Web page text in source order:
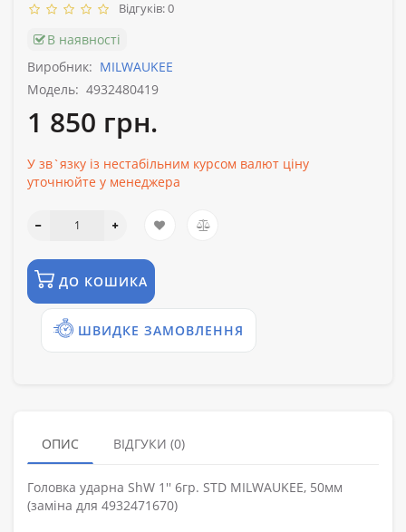
Відгуків: 0
В наявності
Виробник: MILWAUKEE
Модель: 4932480419
1 850 грн.
У зв`язку із нестабільним курсом валют ціну
уточнюйте у менеджера
ДО КОШИКА
ШВИДКЕ ЗАМОВЛЕННЯ
ОПИС ВІДГУКИ (0)
Головка ударна ShW 1'' 6гр. STD MILWAUKEE, 50мм
(заміна для 4932471670)